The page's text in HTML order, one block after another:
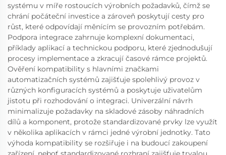
systému v míře rostoucích výrobních požadavků, čímž se
chrání počáteční investice a zároveň poskytují cesty pro
růst, které odpovídají měnícím se provozním potřebám.
Podpora integrace zahrnuje komplexní dokumentaci,
příklady aplikací a technickou podporu, které zjednodušují
procesy implementace a zkracují časové rámce projektů.
Ověření kompatibility s hlavními značkami
automatizačních systémů zajišťuje spolehlivý provoz v
různých konfiguracích systémů a poskytuje uživatelům
jistotu při rozhodování o integraci. Univerzální návrh
minimalizuje požadavky na skladové zásoby náhradních
dílů a komponent, protože standardizované prvky lze využít
v několika aplikacích v rámci jedné výrobní jednotky. Tato
výhoda kompatibility se rozšiřuje i na budoucí zakoupení